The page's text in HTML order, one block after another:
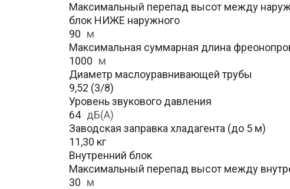
Максимальный перепад высот между
блок НИЖЕ наружного
90 м
Максимальная суммарная длина
1000 м
Диаметр маслоуравнивающей трубы
9,52 (3/8)
Уровень звукового давления
64 дБ(А)
Заводская заправка хладагента (до 5 м)
11,30 кг
Внутренний блок
Максимальный перепад высот между
30 м